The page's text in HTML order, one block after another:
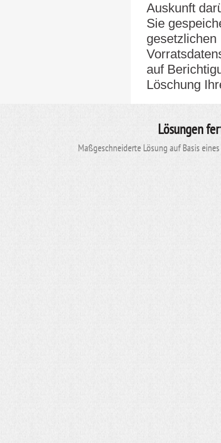
Auskunft
Sie
gesetzlichen
auf
Löschung
Lösungen
Maßgeschneiderte Lösung auf Basis